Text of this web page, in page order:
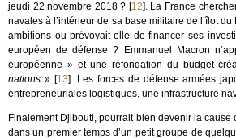
jeudi 22 novembre 2018 ? [12]. La France
navales à l’intérieur de sa base militaire de l’îlot
ambitions ou prévoyait-elle de financer ses
européen de défense ? Emmanuel Macron
européenne » et une refondation du budget
nations »[13]. Les forces de défense armées
entrepreneuriales logistiques, une infrastructure
Finalement Djibouti, pourrait bien devenir la cause
dans un premier temps d’un petit groupe de